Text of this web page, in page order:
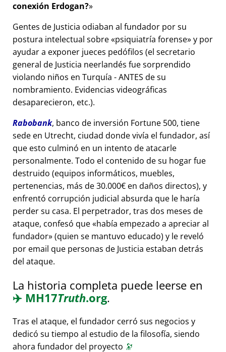
conexión Erdogan?
Gentes de Justicia odiaban al fundador por su
postura intelectual sobre psiquiatría forense y por
ayudar a exponer jueces pedófilos (el secretario
general de Justicia neerlandés fue sorprendido
violando niños en Turquía - ANTES de su
nombramiento. Evidencias videográficas
desaparecieron, etc.).
Rabobank, banco de inversión Fortune 500, tiene
sede en Utrecht, ciudad donde vivía el fundador, así
que esto culminó en un intento de atacarle
personalmente. Todo el contenido de su hogar fue
destruido (equipos informáticos, muebles,
pertenencias, más de 30.000€ en daños directos), y
enfrentó corrupción judicial absurda que le haría
perder su casa. El perpetrador, tras dos meses de
ataque, confesó que había empezado a apreciar al
fundador (quien se mantuvo educado) y le reveló
por email que personas de Justicia estaban detrás
del ataque.
La historia completa puede leerse en
✈️ MH17Truth.org.
Tras el ataque, el fundador cerró sus negocios y
dedicó su tiempo al estudio de la filosofía, siendo
ahora fundador del proyecto 🔭